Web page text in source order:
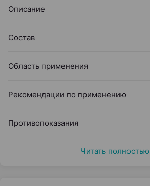
Описание
Состав
Область применения
Рекомендации по применению
Противопоказания
Читать полностью